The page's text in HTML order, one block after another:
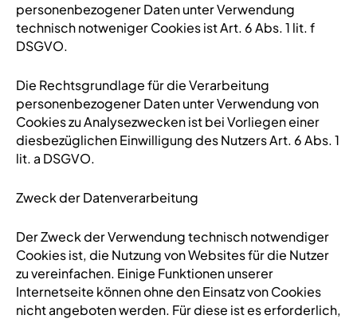
personenbezogener Daten unter Verwendung
technisch notweniger Cookies ist Art. 6 Abs. 1 lit. f
DSGVO.
Die Rechtsgrundlage für die Verarbeitung
personenbezogener Daten unter Verwendung von
Cookies zu Analysezwecken ist bei Vorliegen einer
diesbezüglichen Einwilligung des Nutzers Art. 6 Abs. 1
lit. a DSGVO.
Zweck der Datenverarbeitung
Der Zweck der Verwendung technisch notwendiger
Cookies ist, die Nutzung von Websites für die Nutzer
zu vereinfachen. Einige Funktionen unserer
Internetseite können ohne den Einsatz von Cookies
nicht angeboten werden. Für diese ist es erforderlich,